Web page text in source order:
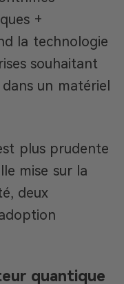
+
la technologie
souhaitant
un matériel
plus prudente
mise sur la
deux
quantique